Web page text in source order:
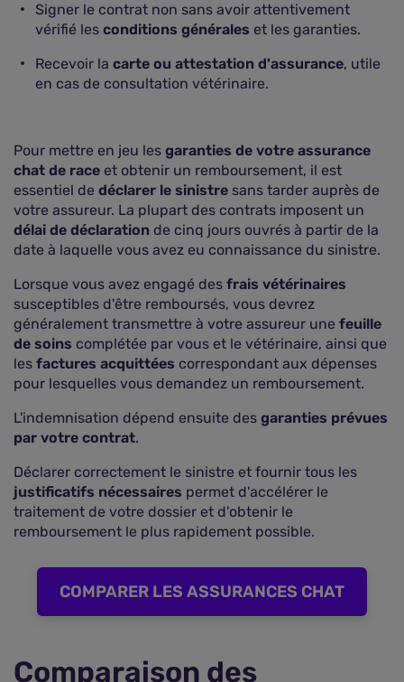
Signer le contrat non sans avoir attentivement
vérifié les conditions générales et les garanties.
Recevoir la carte ou attestation d'assurance, utile
en cas de consultation vétérinaire.
Pour mettre en jeu les garanties de votre assurance
chat de race et obtenir un remboursement, il est
essentiel de déclarer le sinistre sans tarder auprès de
votre assureur. La plupart des contrats imposent un
délai de déclaration de cinq jours ouvrés à partir de la
date à laquelle vous avez eu connaissance du sinistre.
Lorsque vous avez engagé des frais vétérinaires
susceptibles d'être remboursés, vous devrez
généralement transmettre à votre assureur une feuille
de soins complétée par vous et le vétérinaire, ainsi que
les factures acquittées correspondant aux dépenses
pour lesquelles vous demandez un remboursement.
L'indemnisation dépend ensuite des garanties prévues
par votre contrat.
Déclarer correctement le sinistre et fournir tous les
justificatifs nécessaires permet d'accélérer le
traitement de votre dossier et d'obtenir le
remboursement le plus rapidement possible.
COMPARER LES ASSURANCES CHAT
Comparaison des